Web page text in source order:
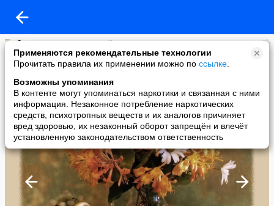
Применяются рекомендательные технологии
Прочитать правила их применении можно по ссылке
Возможны упоминания
В контенте могут упоминаться наркотики и связанная с ними
информация. Незаконное потребление наркотических
средств, психотропных веществ и их аналогов причиняет
вред здоровью, их незаконный оборот запрещён и влечёт
установленную законодательством ответственность
Просто счастливый
added a photo
23 Mar в 08:37